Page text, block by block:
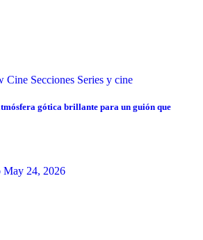
Cine Secciones Series y cine
gótica brillante para un guión que
May 24, 2026